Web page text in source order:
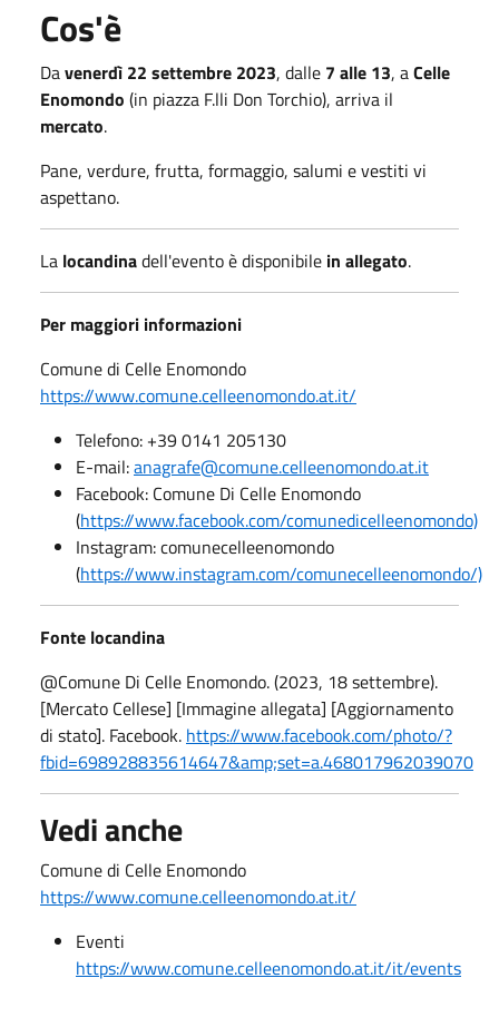
Cos'è
Davenerdì 22 settembre 2023, dalle 7 alle 13, aCelle
Enomondo (in piazza F.lli Don Torchio), arriva il
mercato.
Pane, verdure, frutta, formaggio, salumi e vestiti vi
aspettano.
La locandinadell'evento è disponibile in allegato.
Per maggiori informazioni
Comune di Celle Enomondo
https://www.comune.celleenomondo.at.it/
Telefono: +39 0141 205130
E-mail:anagrafe@comune.celleenomondo.at.it
Facebook: Comune Di Celle Enomondo
(https://www.facebook.com/comunedicelleenomondo)
Instagram: comunecelleenomondo
(https://www.instagram.com/comunecelleenomondo/)
Fonte locandina
@Comune Di Celle Enomondo. (2023, 18 settembre).
[Mercato Cellese] [Immagine allegata] [Aggiornamento
di stato]. Facebook. https://www.facebook.com/photo/?
fbid=698928835614647&amp;set=a.468017962039070
Vedi anche
Comune di Celle Enomondo
https://www.comune.celleenomondo.at.it/
Eventi
https://www.comune.celleenomondo.at.it/it/events